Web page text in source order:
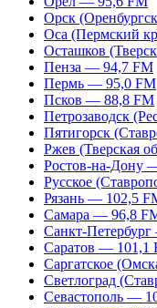
Орск
Оса (Пермский
Осташков
Пенза — 94,7 FM
Пермь — 95,0 FM
Псков — 88,8 FM
Петрозаводск
Пятигорск
Ржев (Тверская
Ростов-на-Дону
Русское
Рязань — 102,5
Самара — 96,8
Санкт-
Саратов — 101,1
Саргатское
Светлоград
Севастополь —